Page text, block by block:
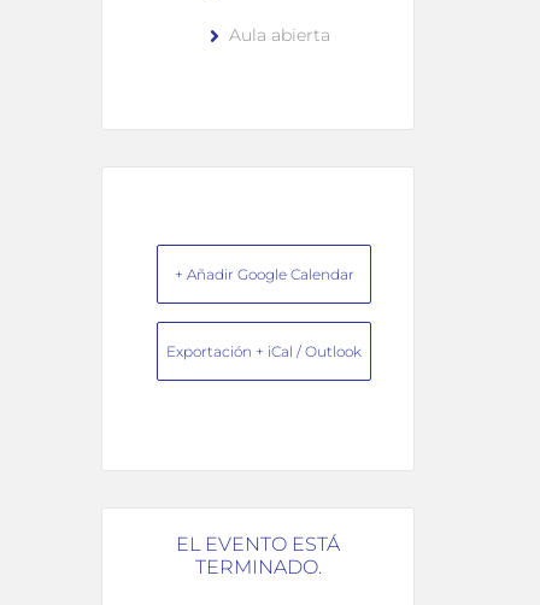
Aula abierta
+ Añadir Google Calendar
Exportación + iCal / Outlook
EL EVENTO ESTÁ
TERMINADO.